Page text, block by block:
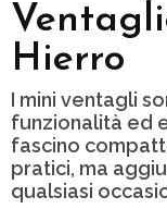
Hierro
I mini ventagli
funzionalità ed
fascino
pratici, ma
qualsiasi